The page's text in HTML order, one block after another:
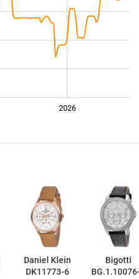
2026
Daniel Klein
DK11773-6
Bigotti